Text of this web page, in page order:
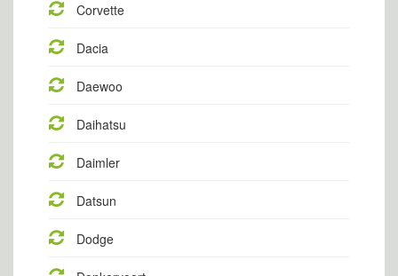
Corvette
Dacia
Daewoo
Daihatsu
Daimler
Datsun
Dodge